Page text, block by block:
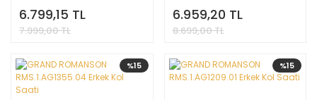
Saati
6.799,15 TL
7.999,00 TL
Saati
6.959,20 TL
8.699,00 TL
%15 %15